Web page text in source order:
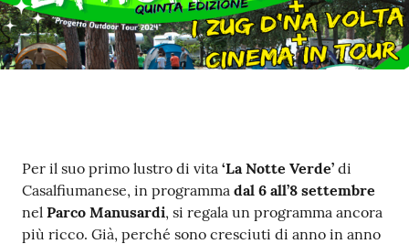
Contenuto
Per il suo primo lustro di vita ‘La Notte Verde’ di
Casalfiumanese, in programma dal 6 all’8 settembre
nel Parco Manusardi, si regala un programma ancora
più ricco. Già, perché sono cresciuti di anno in anno